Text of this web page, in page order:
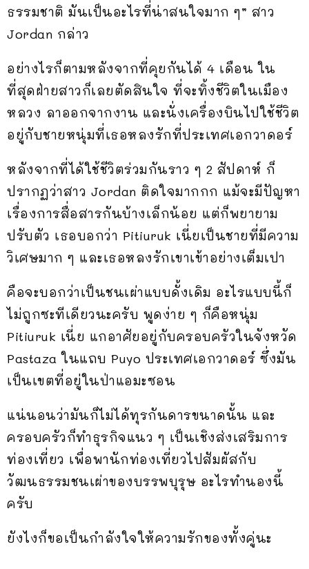
ธรรมชาติ มันเป็นอะไรที่น่าสนใจมาก ๆ” สาว
Jordan กล่าว
อย่างไรก็ตามหลังจากที่คุยกันได้ 4 เดือน ใน
ที่สุดฝ่ายสาวก็เลยตัดสินใจ ที่จะทิ้งชีวิตในเมือง
หลวง ลาออกจากงาน และนั่งเครื่องบินไปใช้ชีวิต
อยู่กับชายหนุ่มที่เธอหลงรักที่ประเทศเอกวาดอร์
หลังจากที่ได้ใช้ชีวิตร่วมกันราว ๆ 2 สัปดาห์ ก็
ปรากฏว่าสาว Jordan ติดใจมากกก แม้จะมีปัญหา
เรื่องการสื่อสารกันบ้างเล็กน้อย แต่ก็พยายาม
ปรับตัว เธอบอกว่า Pitiuruk เนี่ยเป็นชายที่มีความ
วิเศษมาก ๆ และเธอหลงรักเขาเข้าอย่างเต็มเปา
คือจะบอกว่าเป็นชนเผ่าแบบดั้งเดิม อะไรแบบนี้ก็
ไม่ถูกซะทีเดียวนะครับ พูดง่าย ๆ ก็คือหนุ่ม
Pitiuruk เนี่ย แกอาศัยอยู่กับครอบครัวในจังหวัด
Pastaza ในแถบ Puyo ประเทศเอกวาดอร์ ซึ่งมัน
เป็นเขตที่อยู่ในป่าแอมะซอน
แน่นอนว่ามันก็ไม่ได้ทุรกันดารขนาดนั้น และ
ครอบครัวก็ทำธุรกิจแนว ๆ เป็นเชิงส่งเสริมการ
ท่องเที่ยว เพื่อพานักท่องเที่ยวไปสัมผัสกับ
วัฒนธรรมชนเผ่าของบรรพบุรุษ อะไรทำนองนี้
ครับ
ยังไงก็ขอเป็นกำลังใจให้ความรักของทั้งคู่นะ